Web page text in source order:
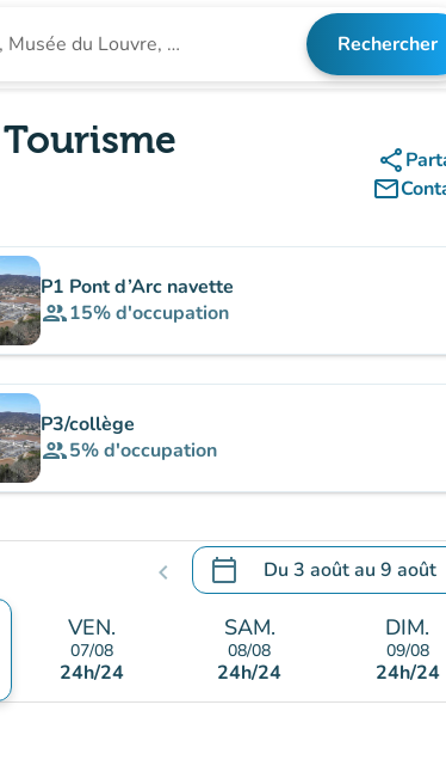
un établissement Rechercher
share
mail_outline
P1 Pont d’Arc navette
group15%d'occupation
P3/collège
group5%d'occupation
chevron_left calendar_today Du 3 aoûtau 9 août
.Ouvrir le calendrier pour
VEN.
07/08
24h/24
SAM.
08/08
24h/24
DIM.
09/08
24h/24